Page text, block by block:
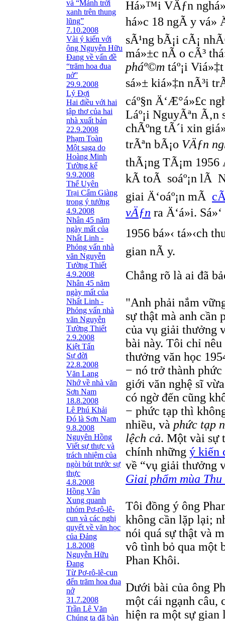
và “Mảnh trời
xanh trên thung
lũng”
7.10.2008
Vài ý kiến với
ông Nguyễn Hữu
Đang về vấn đề
“trăm hoa đua
nở”
29.9.2008
Lý Đợi
Hai điều với hai
tập thơ của hai
nhà xuất bản
22.9.2008
Phạm Toàn
Một saga do
Hoàng Minh
Tường kể
9.9.2008
Thế Uyên
Trại Cẩm Giàng
trong ý tưởng
4.9.2008
Nhân 45 năm
ngày mất của
Nhất Linh -
Phỏng vấn nhà
văn Nguyễn
Tường Thiết
4.9.2008
Nhân 45 năm
ngày mất của
Nhất Linh -
Phỏng vấn nhà
văn Nguyễn
Tường Thiết
2.9.2008
Kiệt Tấn
Sự đời
22.8.2008
Văn Lang
Nhớ về nhà văn
Sơn Nam
18.8.2008
Lê Phú Khải
Đó là Sơn Nam
9.8.2008
Nguyên Hồng
Viết sự thực và
trách nhiệm của
ngòi bút trước sự
thực
4.8.2008
Hồng Vân
Xung quanh
nhóm Pơ-rô-lê-
cun và các nghị
quyết về văn học
của Đảng
1.8.2008
Nguyễn Hữu
Đang
Từ Pơ-rô-lê-cun
đến trăm hoa đua
nở
31.7.2008
Trần Lê Văn
Chúng ta đã bàn
Há»™i VÄƒn
há»c 18 ngÃ y
sÃ¹ng bÃ¡i cÃ¡
má»±c nÃ o cÃ³
pháº©m táº¡i
sá»± kiá»‡n nÃ³i
cáº§n Ä‘Æ°á»£c
Láº¡i NguyÃªn Ã‚n
chÃºng tÃ´i xin
trÃªn bÃ¡o VÄƒn
thÃ¡ng TÃ¡m 1956
kÃ­ toÃ soáº¡n lÃ
giai Ä‘oáº¡n mÃ
vÄƒn ra Ä‘á»i. Sá»‘
1956 bá»‹ tá»‹ch
gian nÃ y.
Chẳng rõ là ai đã
"Anh phải nắm
sự thật mà anh cần
của vụ giải thưởng
bài này. Tôi chỉ
thưởng văn học
− nó trở thành phức
giới văn nghệ sĩ
có ngờ đến cũng
− phức tạp thì
nhiều, và phức tạp
lệch cả. Một vài sự
chính những ý kiến
về “vụ giải thưởng
Giai phẩm mùa
Tôi đồng ý ông
không cần lặp lại;
nói quá sự thật và
vô tình bỏ qua một
Phan Khôi.
Dưới bài của ông
một cái ngạnh câu,
hiện ra một sự